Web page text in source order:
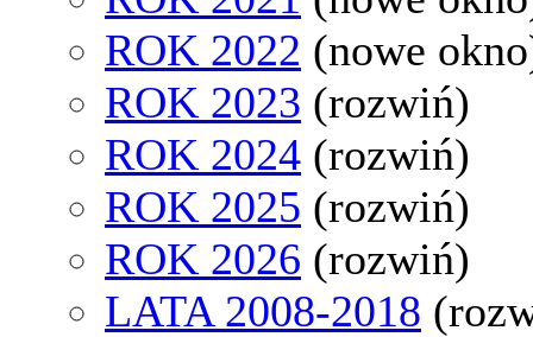
ROK 2022 (nowe
ROK 2023 (rozwiń)
ROK 2024 (rozwiń)
ROK 2025 (rozwiń)
ROK 2026 (rozwiń)
LATA 2008-2018